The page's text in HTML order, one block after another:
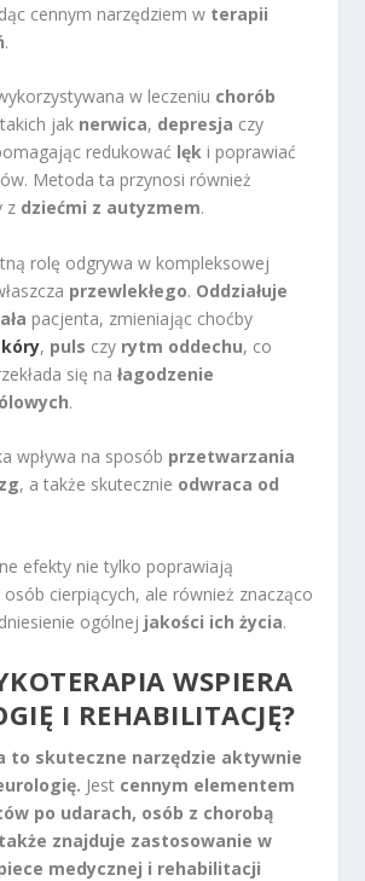
cennym narzędziem w terapii
.
w leczeniu chorób
jak nerwica, depresja czy
redukować lęk i poprawiać
Metoda ta przynosi również
z dziećmi z autyzmem.
rolę odgrywa w kompleksowej
przewlekłego. Oddziałuje
pacjenta, zmieniając choćby
, puls czy rytm oddechu, co
się nałagodzenie
.
wpływa na sposób przetwarzania
, a także skutecznie odwraca od
efekty nie tylko poprawiają
osób cierpiących, ale również znacząco
ogólnej jakości ich życia.
WSPIERA
I REHABILITACJĘ?
to skuteczne narzędzie aktywnie
Jest cennym elementem
po udarach, osób z chorobą
znajduje zastosowanie w
medycznej i rehabilitacji